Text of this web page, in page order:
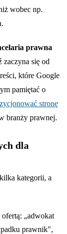
wobec np.
prawna
się od
które Google
pamiętać o
stronę
branży prawnej.
dla
kategorii, a
„adwokat
prawnik",